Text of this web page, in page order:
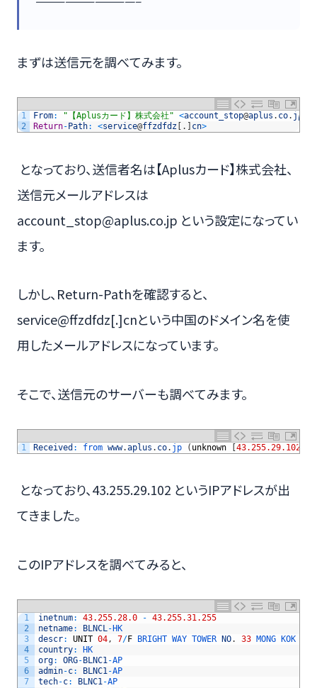
まずは送信元を調べてみます。
1
2
From: "【Aplusカード】株式会社" <account_stop@aplus . co. jp
Return- Path: <service@ffzdfdz . cn>
となっており、送信者名は【Aplusカード】株式会社、
送信元メールアドレスは
account_stop@aplus.co.jp という設定になってい
ます。
しかし、Return-Pathを確認すると、
service@ffzdfdz[.]cnという中国のドメイン名を使
用したメールアドレスになっています。
そこで、送信元のサーバーも調べてみます。
1 Received : from www.aplus . co. jp ( unknown 43.255.29.102
となっており、43.255.29.102 というIPアドレスが出
てきました。
このIPアドレスを調べてみると、
1
2
3
4
5
6
7
inetnum: 43.255.28.0 - 43.255.31.255
netname: BLNCL- HK
descr: UNIT 04, 7/F BRIGHT WAY TOWER NO. 33 MONG KOK
country:
HK
org: ORG- BLNC1-AP
admin-c: BLNC1-AP
tech-c: BLNC1-AP